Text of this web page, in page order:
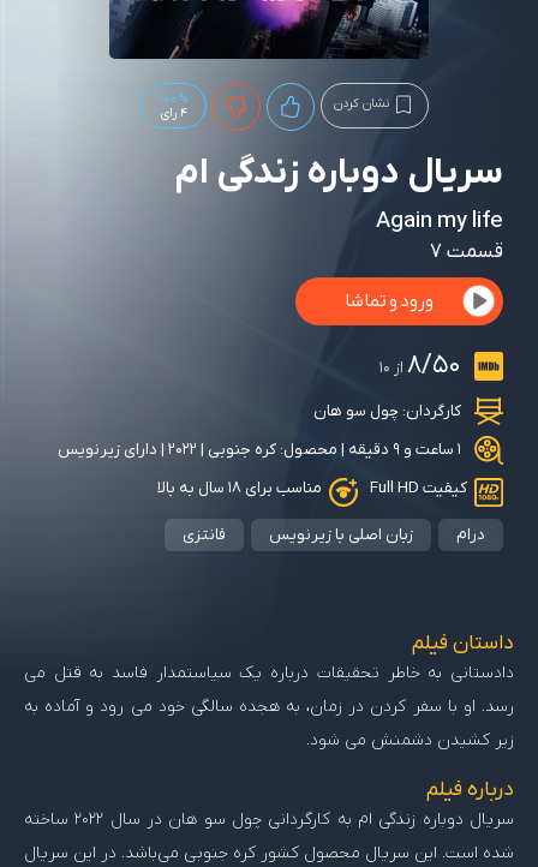
نشان کردن
100%
4 رای
سریال دوباره زندگی ام
Again my life
قسمت 7
ورود و تماشا
8/50از 10
کارگردان: چول سو هان
1 ساعت و 9 دقیقه | محصول: کره جنوبی | 2022 | دارای زیرنویس
کیفیت Full HD
مناسب برای ۱۸ سال به بالا
درام زبان اصلی با زیرنویس فانتزی
داستان فیلم
دادستانی به خاطر تحقیقات درباره یک سیاستمدار فاسد به قتل می
رسد. او با سفر کردن در زمان، به هجده سالگی خود می رود و آماده به
زیر کشیدن دشمنش می شود.
درباره فیلم
سریال دوباره زندگی ام به کارگردانی چول سو هان در سال 2022 ساخته
شده است. این سریال محصول کشور کره جنوبی می‌باشد. در این سریال